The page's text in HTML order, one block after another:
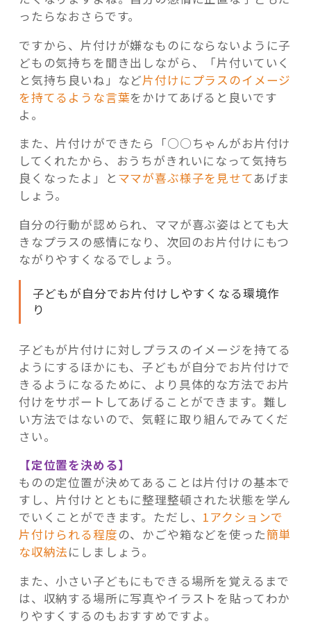
ったらなおさらです。
ですから、片付けが嫌なものにならないように子
どもの気持ちを聞き出しながら、「片付いていく
と気持ち良いね」など片付けにプラスのイメージ
を持てるような言葉をかけてあげると良いです
よ。
また、片付けができたら「○○ちゃんがお片付け
してくれたから、おうちがきれいになって気持ち
良くなったよ」とママが喜ぶ様子を見せてあげま
しょう。
自分の行動が認められ、ママが喜ぶ姿はとても大
きなプラスの感情になり、次回のお片付けにもつ
ながりやすくなるでしょう。
子どもが自分でお片付けしやすくなる環境作
り
子どもが片付けに対しプラスのイメージを持てる
ようにするほかにも、子どもが自分でお片付けで
きるようになるために、より具体的な方法でお片
付けをサポートしてあげることができます。難し
い方法ではないので、気軽に取り組んでみてくだ
さい。
【定位置を決める】
ものの定位置が決めてあることは片付けの基本で
すし、片付けとともに整理整頓された状態を学ん
でいくことができます。ただし、 1アクションで
片付けられる程度の、かごや箱などを使った簡単
な収納法にしましょう。
また、小さい子どもにもできる場所を覚えるまで
は、収納する場所に写真やイラストを貼ってわか
りやすくするのもおすすめですよ。